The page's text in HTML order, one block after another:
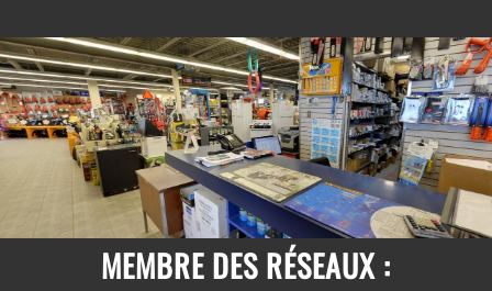
MEMBRE DES RÉSEAUX :